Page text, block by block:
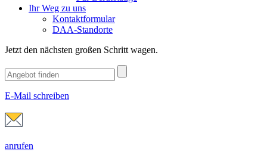
Ihr Weg zu uns
Kontaktformular
DAA-Standorte
Jetzt den nächsten großen Schritt wagen.
E-Mail schreiben
anrufen